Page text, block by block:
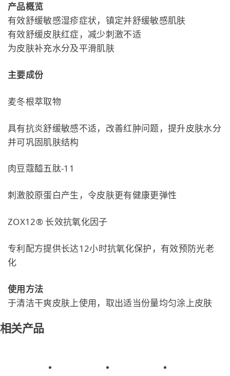
产品概览
有效舒缓敏感湿疹症状，镇定并舒缓敏感肌肤
有效舒缓皮肤红症，减少刺激不适
为皮肤补充水分及平滑肌肤
主要成份
麦冬根萃取物
具有抗炎舒缓敏感不适，改善红肿问题，提升皮肤水分
并可巩固肌肤结构
肉豆蔻醯五肽-11
刺激胶原蛋白产生，令皮肤更有健康更弹性
ZOX12® 长效抗氧化因子
专利配方提供长达12小时抗氧化保护，有效预防光老
化
使用方法
于清洁干爽皮肤上使用，取出适当份量均匀涂上皮肤
相关产品